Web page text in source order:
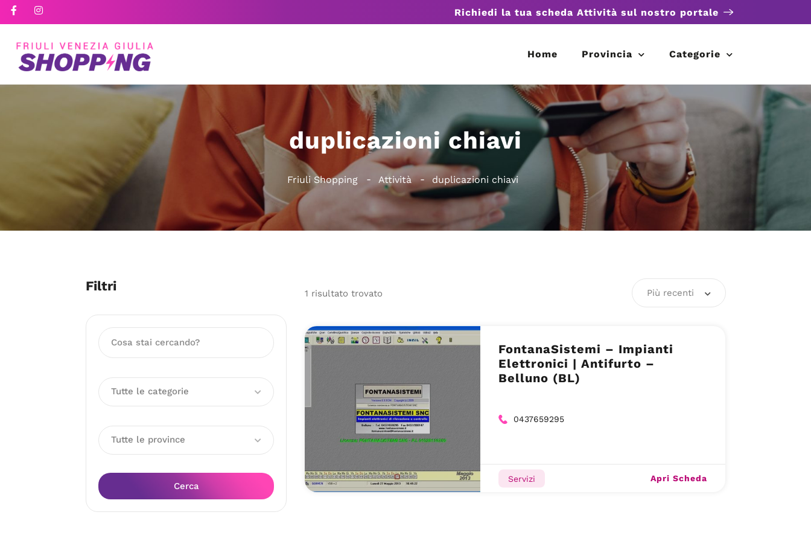
Richiedi la tua scheda Attività sul nostro portale
Home Provincia Categorie
duplicazioni chiavi
Friuli Shopping Attività duplicazioni chiavi
Filtri
Tutte le categorie
Tutte le province
Cerca
1 risultato trovato Più recenti
FontanaSistemi – Impianti
Elettronici | Antifurto –
Belluno (BL)
0437659295
Servizi Apri Scheda